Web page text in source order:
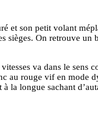
et son petit volant
On retrouve
va dans le sens
au rouge vif en mode
la longue sachant